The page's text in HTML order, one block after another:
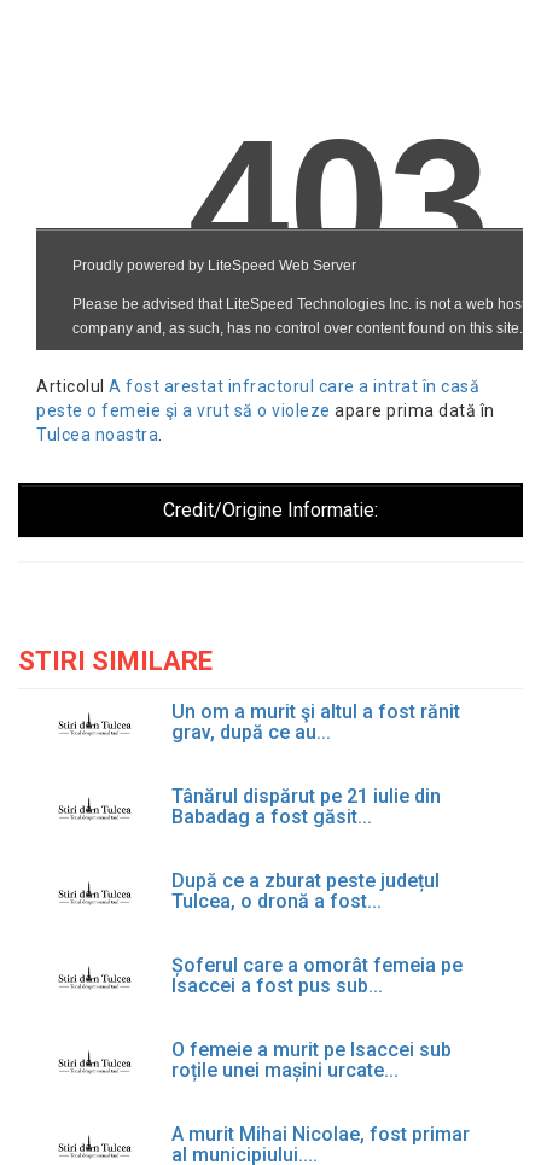
Articolul A fost arestat infractorul care a intrat în casă
peste o femeie şi a vrut să o violeze apare prima dată în
Tulcea noastra.
Credit/Origine Informatie:
STIRI SIMILARE
Un om a murit şi altul a fost rănit
grav, după ce au...
Tânărul dispărut pe 21 iulie din
Babadag a fost găsit...
După ce a zburat peste județul
Tulcea, o dronă a fost...
Șoferul care a omorât femeia pe
Isaccei a fost pus sub...
O femeie a murit pe Isaccei sub
roțile unei mașini urcate...
A murit Mihai Nicolae, fost primar
al municipiului....